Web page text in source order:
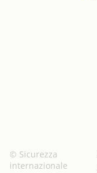
© Sicurezza
internazionale